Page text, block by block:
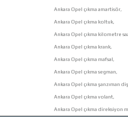
Ankara Opel çıkma amartisör,
Ankara Opel çıkma koltuk,
Ankara Opel çıkma kilometre
Ankara Opel çıkma krank,
Ankara Opel çıkma mafsal,
Ankara Opel çıkma segman,
Ankara Opel çıkma şanzıman
Ankara Opel çıkma volant,
Ankara Opel çıkma direksiyon